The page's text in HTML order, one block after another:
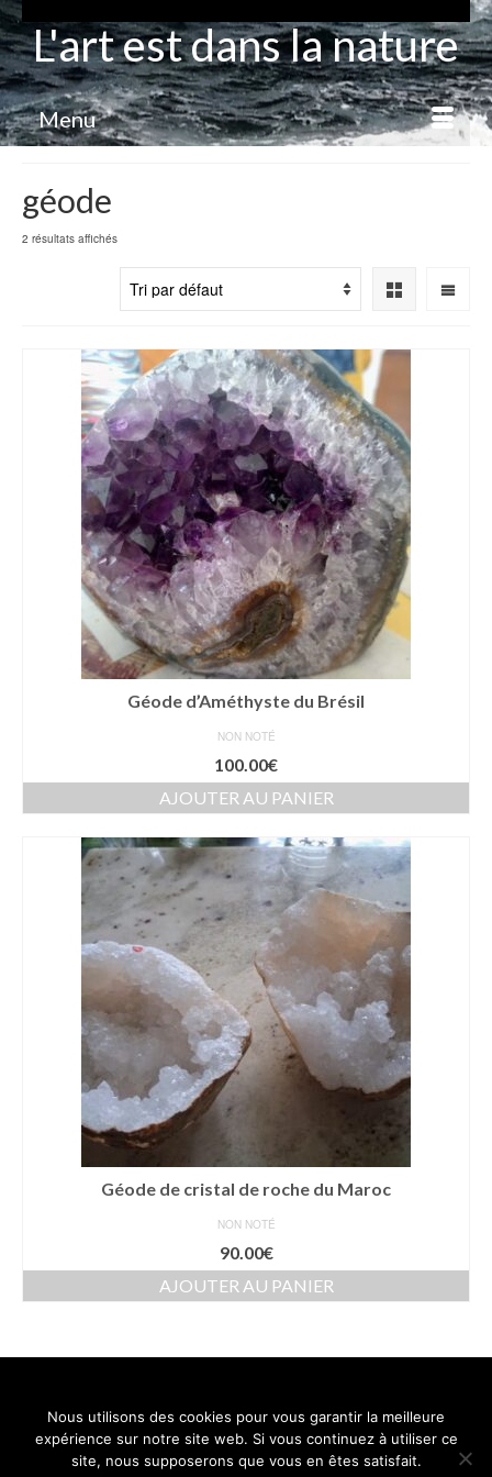
L'art est dans la nature
Menu
géode
2 résultats affichés
Géode d’Améthyste du Brésil
NON NOTÉ
100.00€
AJOUTER AU PANIER
Géode de cristal de roche du Maroc
NON NOTÉ
90.00€
AJOUTER AU PANIER
Contact
Conditions générales de vente
Politique de confidentialité
Nous utilisons des cookies pour vous garantir la meilleure
expérience sur notre site web. Si vous continuez à utiliser ce
site, nous supposerons que vous en êtes satisfait.